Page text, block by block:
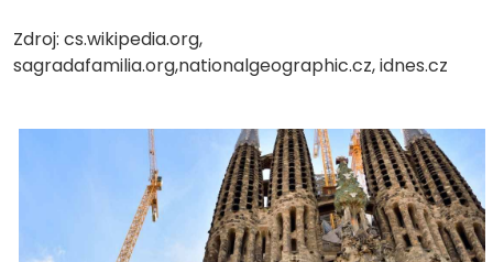
Zdroj: cs.wikipedia.org,
sagradafamilia.org,nationalgeographic.cz, idnes.cz